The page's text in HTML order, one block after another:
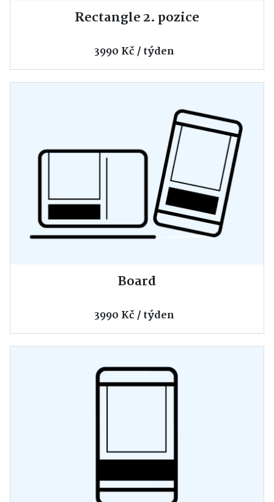
Rectangle 2. pozice
3990 Kč / týden
Board
3990 Kč / týden